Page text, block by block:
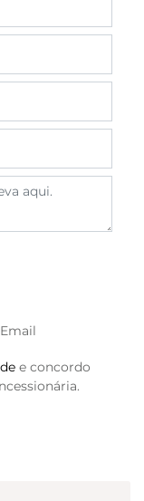
Email
e concordo